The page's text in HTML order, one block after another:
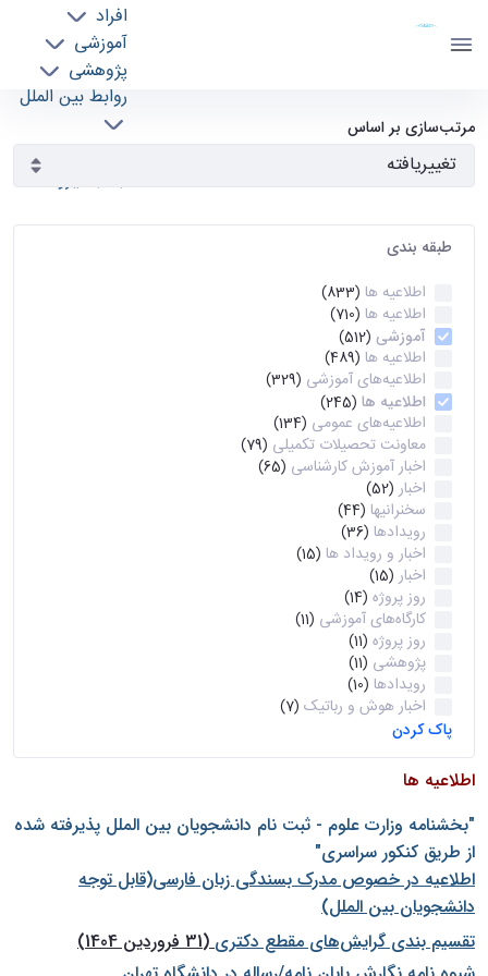
افراد
آموزشی
پژوهشی
روابط بین الملل
خدمات
آرشیو اطلاعیه ها - ece- دانشکده مهندسی برق و
کامپیوتر
مرتب‌سازی بر اساس
طبقه بندی
اطلاعیه ها (833)
اطلاعیه ها (710)
آموزشی (512)
اطلاعیه ها (489)
اطلاعیه‌های‌ آموزشی (329)
اطلاعیه ها (245)
اطلاعیه‌های عمومی (134)
معاونت تحصیلات تکمیلی (79)
اخبار آموزش کارشناسی (65)
اخبار (52)
سخنرانیها (44)
رویدادها (36)
اخبار و رویداد ها (15)
اخبار (15)
روز پروژه (14)
کارگاه‌های آموزشی (11)
روز پروژه (11)
پژوهشی (11)
رویدادها (10)
اخبار هوش و رباتیک (7)
پاک کردن
اطلاعیه ها
"بخشنامه وزارت علوم - ثبت نام دانشجويان بين الملل پذيرفته شده
از طريق كنكور سراسری"
اطلاعیه در خصوص مدرک بسندگی زبان فارسی(قابل توجه
دانشجویان بین الملل)
تقسیم بندی گرایش‌های مقطع دکتری(31 فروردین 1404)